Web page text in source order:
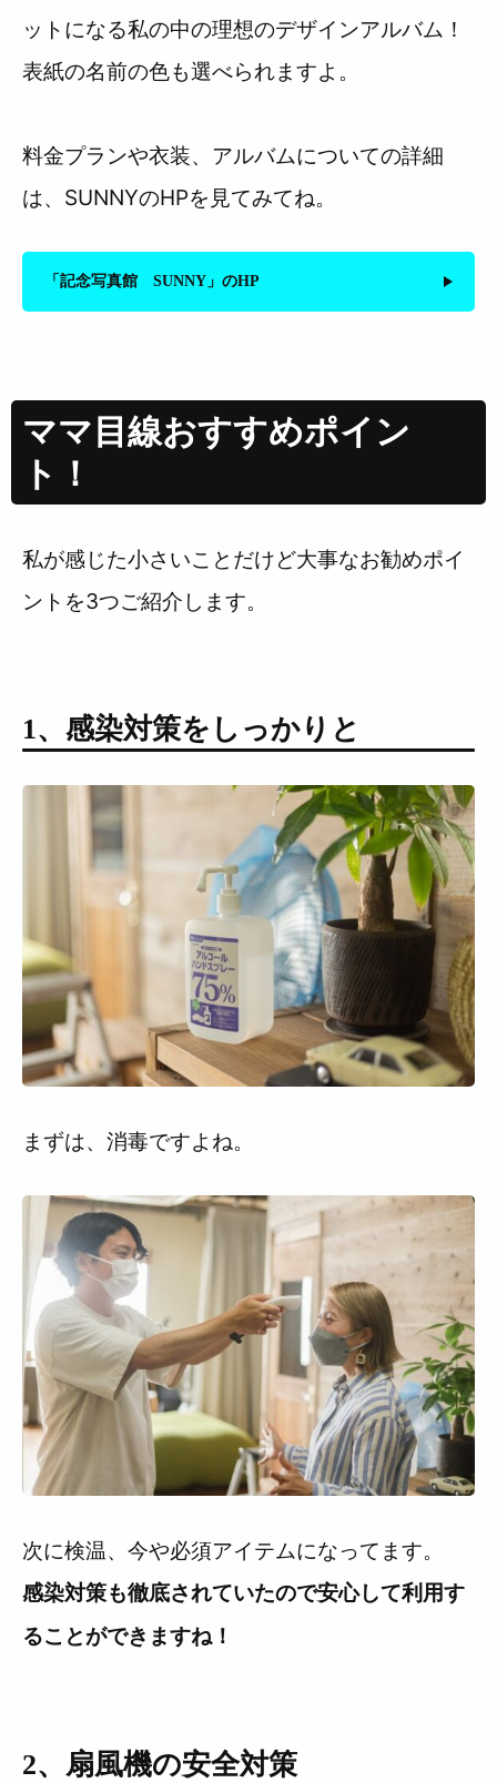
ットになる私の中の理想のデザインアルバム！
表紙の名前の色も選べられますよ。
料金プランや衣装、アルバムについての詳細
は、SUNNYのHPを見てみてね。
「記念写真館 SUNNY」のHP
ママ目線おすすめポイン
ト！
私が感じた小さいことだけど大事なお勧めポイ
ントを3つご紹介します。
1、感染対策をしっかりと
まずは、消毒ですよね。
次に検温、今や必須アイテムになってます。
感染対策も徹底されていたので安心して利用す
ることができますね！
2、扇風機の安全対策